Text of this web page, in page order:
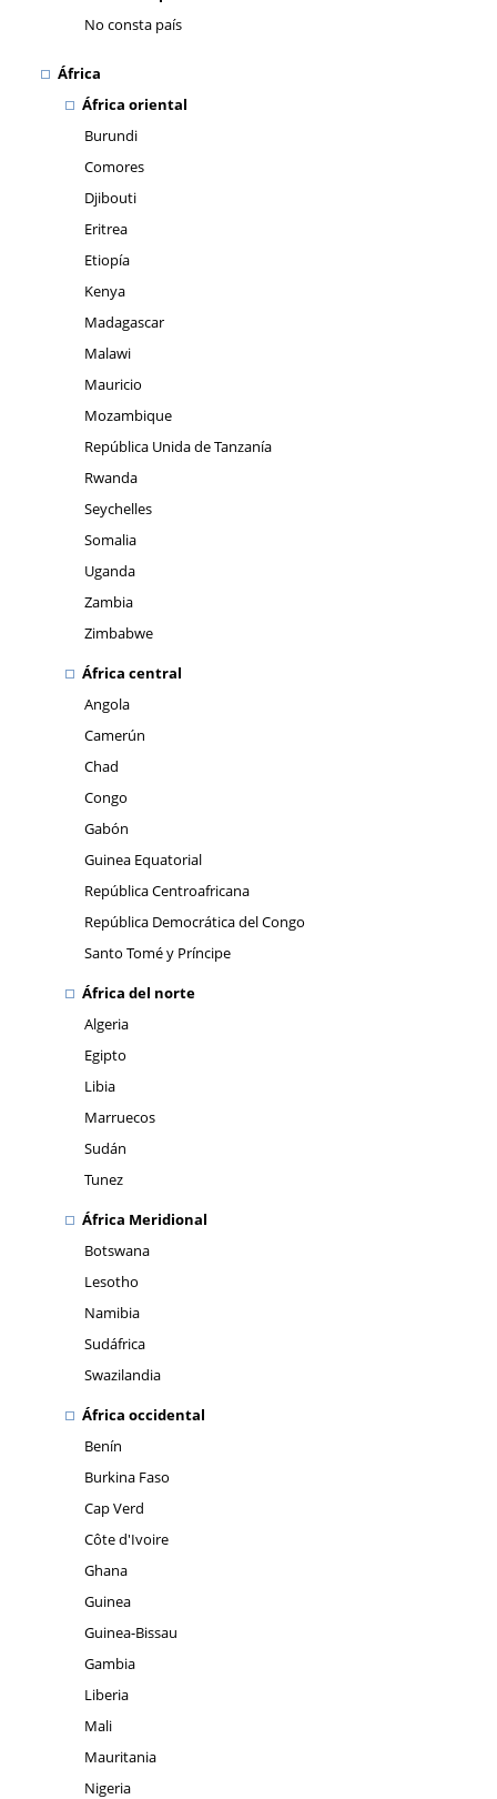
No consta país
África
África oriental
Burundi
Comores
Djibouti
Eritrea
Etiopía
Kenya
Madagascar
Malawi
Mauricio
Mozambique
República Unida de Tanzanía
Rwanda
Seychelles
Somalia
Uganda
Zambia
Zimbabwe
África central
Angola
Camerún
Chad
Congo
Gabón
Guinea Equatorial
República Centroafricana
República Democrática del Congo
Santo Tomé y Príncipe
África del norte
Algeria
Egipto
Libia
Marruecos
Sudán
Tunez
África Meridional
Botswana
Lesotho
Namibia
Sudáfrica
Swazilandia
África occidental
Benín
Burkina Faso
Cap Verd
Côte d'Ivoire
Ghana
Guinea
Guinea-Bissau
Gambia
Liberia
Mali
Mauritania
Nigeria